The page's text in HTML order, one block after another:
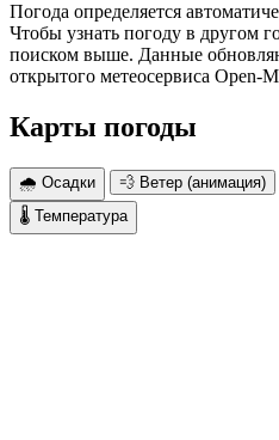
Погода определяется
Чтобы узнать погоду в другом
поиском выше. Данные
открытого метеосервиса Open-
Карты погоды
🌧 Осадки 💨 Ветер (анимация)
🌡 Температура